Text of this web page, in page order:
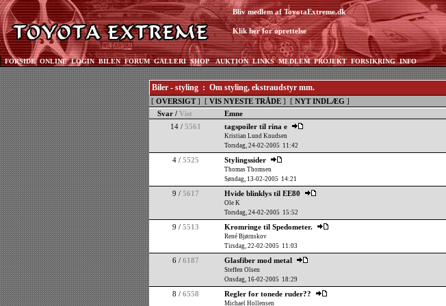
Bliv medlem af ToyotaExtreme.dk
Klik her for oprettelse
FORSIDE ONLINE LOGIN BILEN FORUM GALLERI SHOP AUKTION LINKS MEDLEM PROJEKT FORSIKRING INFO
Biler - styling : Om styling, ekstraudstyr mm.
[ OVERSIGT] [ VIS NYESTE TRÅDE ] [ NYT INDLÆG ]
Svar / Vist Emne
14 / 5561 tagspoiler til rina e
Kristian Lund Knudsen
Torsdag, 24-02-2005 11:42
4 / 5525 Stylingssider
Thomas Thomsen
Søndag, 13-02-2005 14:21
9 / 5617 Hvide blinklys til EE80
Ole K
Torsdag, 24-02-2005 15:52
9 / 5513 Kromringe til Spedometer.
René Bjørnskov
Tirsdag, 22-02-2005 11:03
6 / 6187 Glasfiber mod metal
Steffen Olsen
Onsdag, 16-02-2005 18:29
8 / 6558 Regler for tonede ruder??
Michael Hollensen